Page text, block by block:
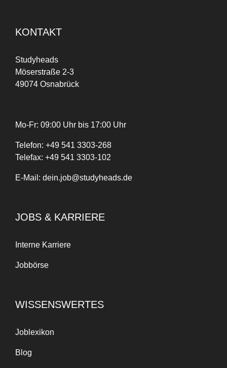
KONTAKT
Studyheads
Möserstraße 2-3
49074 Osnabrück
Mo-Fr: 09:00 Uhr bis 17:00 Uhr
Telefon: +49 541 3303-268
Telefax: +49 541 3303-102
E-Mail: dein.job@studyheads.de
JOBS & KARRIERE
Interne Karriere
Jobbörse
WISSENSWERTES
Joblexikon
Blog